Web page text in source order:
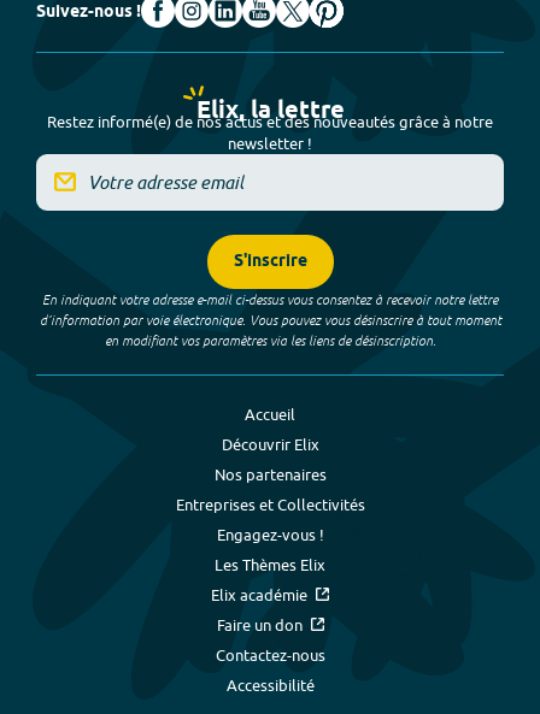
Suivez-nous !
Elix, la lettre
Restez informé(e) de nos actus et des nouveautés grâce à notre
newsletter !
S'inscrire
En indiquant votre adresse e-mail ci-dessus vous consentez à recevoir notre lettre
d’information par voie électronique. Vous pouvez vous désinscrire à tout moment
en modifiant vos paramètres via les liens de désinscription.
Accueil
Découvrir Elix
Nos partenaires
Entreprises et Collectivités
Engagez-vous !
Les Thèmes Elix
Elix académie
Faire un don
Contactez-nous
Accessibilité